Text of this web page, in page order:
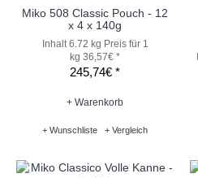
Miko 508 Classic Pouch - 12
x 4 x 140g
Inhalt 6.72 kg Preis für 1
kg 36,57€ *
245,74€ *
+ Warenkorb
+ Wunschliste + Vergleich